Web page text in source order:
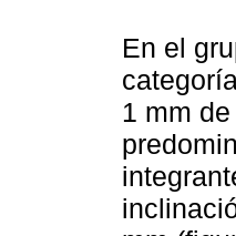
En el
1 mm